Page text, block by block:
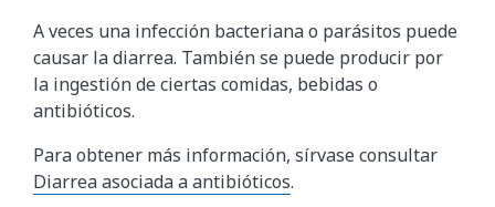
A veces una infección bacteriana o parásitos puede
causar la diarrea. También se puede producir por
la ingestión de ciertas comidas, bebidas o
antibióticos.
Para obtener más información, sírvase consultar
Diarrea asociada a antibióticos.